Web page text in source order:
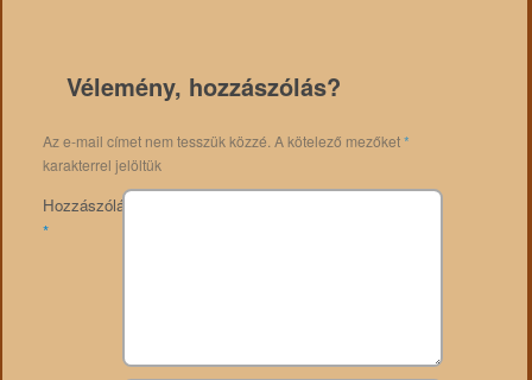
Vélemény, hozzászólás?
Az e-mail címet nem tesszük közzé. A kötelező mezőket*
karakterrel jelöltük
Hozzászólás
*